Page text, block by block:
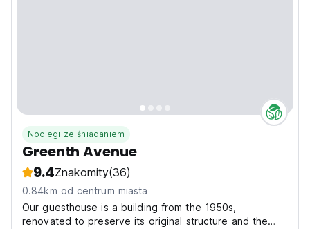
Noclegi ze śniadaniem
Greenth Avenue
9.4Znakomity(36)
0.84km od centrum miasta
Our guesthouse is a building from the 1950s,
renovated to preserve its original structure and the